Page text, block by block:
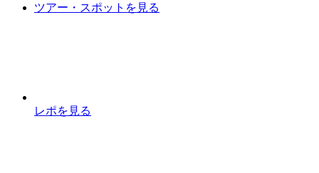
ツアー・スポットを見る
レポを見る